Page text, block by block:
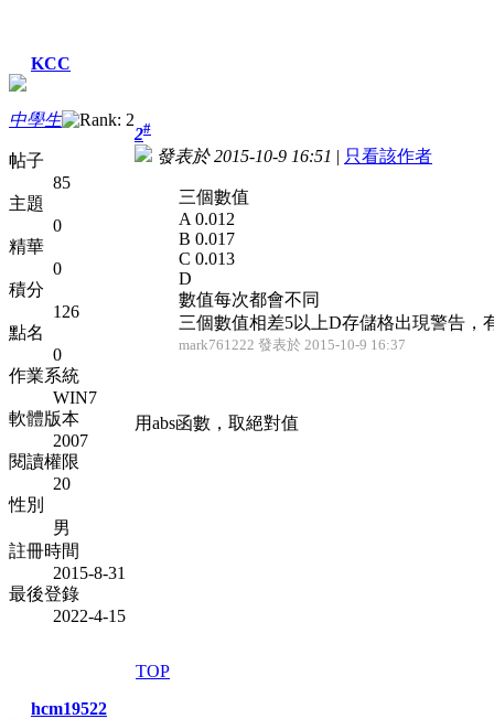
KCC
中學生
帖子
85
主題
0
精華
0
積分
126
點名
0
作業系統
WIN7
軟體版本
2007
閱讀權限
20
性別
男
註冊時間
2015-8-31
最後登錄
2022-4-15
2#
發表於 2015-10-9 16:51 | 只看該作者
三個數值
A 0.012
B 0.017
C 0.013
D
數值每次都會不同
三個數值相差5以上D存儲格出現警告，
mark761222 發表於 2015-10-9 16:37
用abs函數，取絕對值
TOP
hcm19522